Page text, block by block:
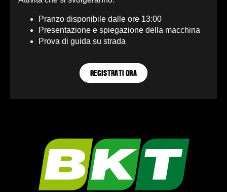
Pranzo disponibile dalle ore 13:00
Presentazione e spiegazione della macchina
Prova di guida su strada
REGISTRATI ORA